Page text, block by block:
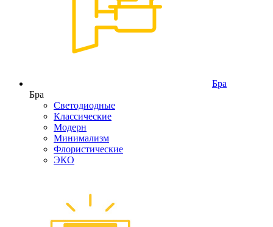
Бра
Бра
Светодиодные
Классические
Модерн
Минимализм
Флористические
ЭКО